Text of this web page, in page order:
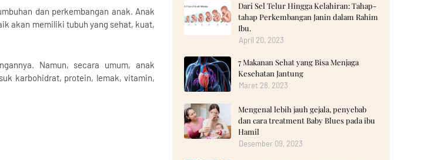
dan perkembangan anak. Anak
akan memiliki tubuh yang sehat, kuat,
Namun, secara umum, anak
karbohidrat, protein, lemak, vitamin,
Dari Sel Telur Hingga Kelahiran: Tahap-
tahap Perkembangan Janin dalam Rahim
Ibu.
April 20, 2023
7 Makanan Sehat yang Bisa Menjaga
Kesehatan Jantung
Maret 28, 2023
Mengenal lebih jauh gejala, penyebab
dan cara treatment Baby Blues pada ibu
Hamil
Desember 09, 2023